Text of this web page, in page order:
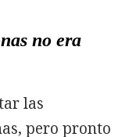
no era
las
pero pronto